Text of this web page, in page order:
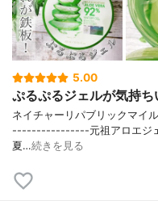
5.00
ぷるぷるジェルが気持ち
ネイチャーリパブリックマ
----------------元祖アロエジェ
夏…続きを見る